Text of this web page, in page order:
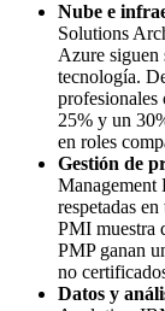
Nube e
Solutions
Azure siguen
tecnología.
profesionales
25% y un
en roles
Gestión de
Management
respetadas
PMI muestra
PMP ganan
no
Datos y